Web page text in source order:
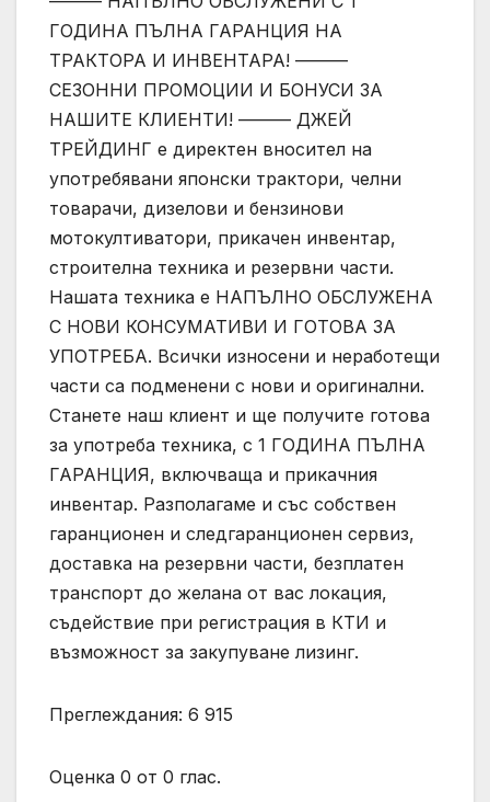
ГОДИНА ПЪЛНА ГАРАНЦИЯ НА
ТРАКТОРА И ИНВЕНТАРА! ———
СЕЗОННИ ПРОМОЦИИ И БОНУСИ ЗА
НАШИТЕ КЛИЕНТИ! ——— ДЖЕЙ
ТРЕЙДИНГ е директен вносител на
употребявани японски трактори, челни
товарачи, дизелови и бензинови
мотокултиватори, прикачен инвентар,
строителна техника и резервни части.
Нашата техника е НАПЪЛНО ОБСЛУЖЕНА
С НОВИ КОНСУМАТИВИ И ГОТОВА ЗА
УПОТРЕБА. Всички износени и неработещи
части са подменени с нови и оригинални.
Станете наш клиент и ще получите готова
за употреба техника, с 1 ГОДИНА ПЪЛНА
ГАРАНЦИЯ, включваща и прикачния
инвентар. Разполагаме и със собствен
гаранционен и следгаранционен сервиз,
доставка на резервни части, безплатен
транспорт до желана от вас локация,
съдействие при регистрация в КТИ и
възможност за закупуване лизинг.
Преглеждания: 6 915
Оценка 0 от 0 глас.